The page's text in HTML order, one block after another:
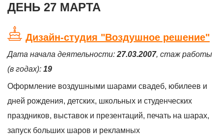
ДЕНЬ 27 МАРТА
Дизайн-студия "Воздушное решение"
Дата начала деятельности: 27.03.2007, стаж работы
(в годах): 19
Оформление воздушными шарами свадеб, юбилеев и
дней рождения, детских, школьных и студенческих
праздников, выставок и презентаций, печать на шарах,
запуск больших шаров и рекламных